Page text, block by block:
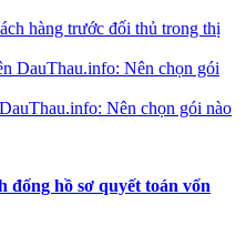
hàng trước đối thủ trong thị
Nên chọn gói nào
đống hồ sơ quyết toán vốn